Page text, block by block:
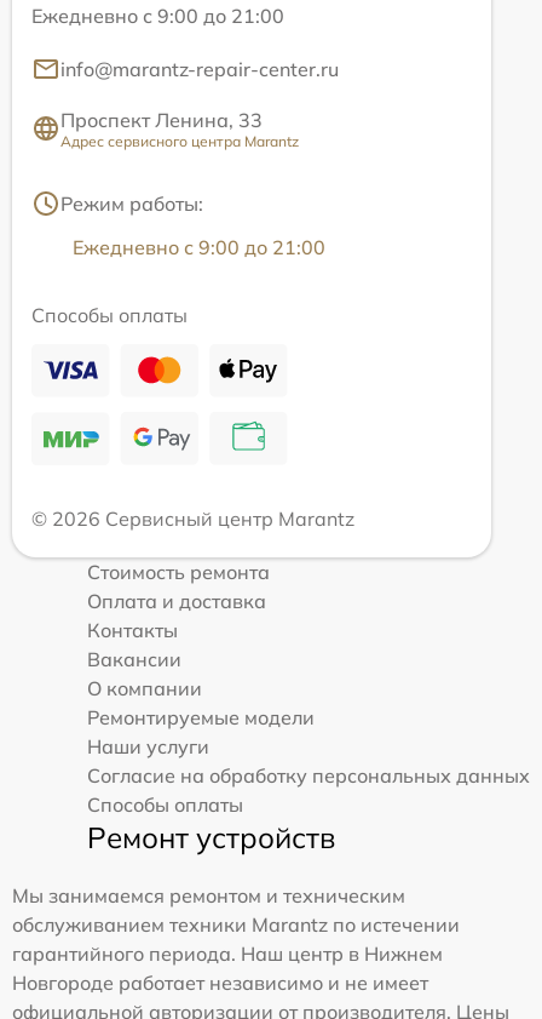
Ежедневно с 9:00 до 21:00
info@marantz-repair-center.ru
Проспект Ленина, 33
Адрес сервисного центра Marantz
Режим работы:
Ежедневно с 9:00 до 21:00
Способы оплаты
© 2026 Сервисный центр Marantz
Стоимость ремонта
Оплата и доставка
Контакты
Вакансии
О компании
Ремонтируемые модели
Наши услуги
Согласие на обработку персональных данных
Способы оплаты
Ремонт устройств
Мы занимаемся ремонтом и техническим
обслуживанием техники Marantz по истечении
гарантийного периода. Наш центр в Нижнем
Новгороде работает независимо и не имеет
официальной авторизации от производителя. Цены